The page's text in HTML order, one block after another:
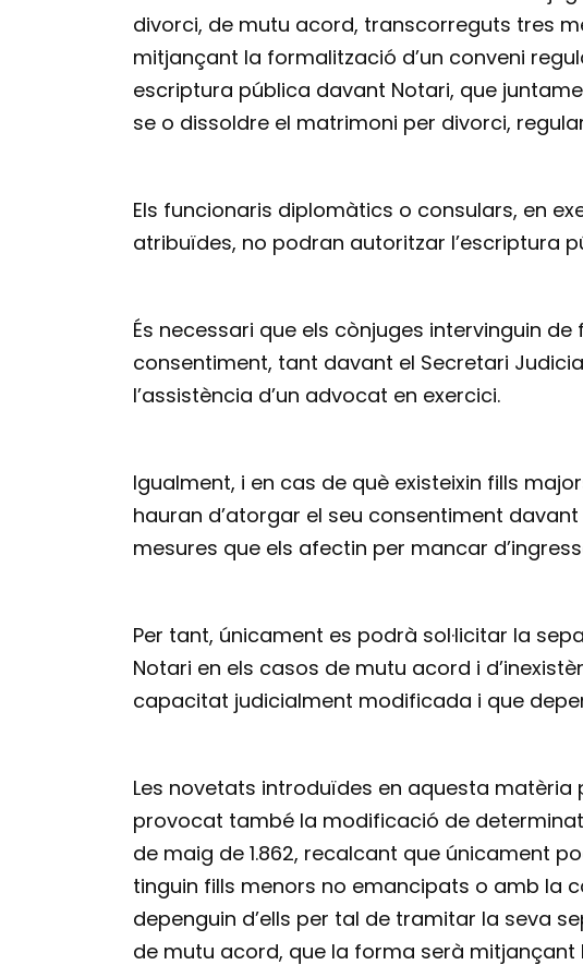
divorci, de mutu acord, transcorreguts tres
mitjançant la formalització d’un conveni
escriptura pública davant Notari, que
se o dissoldre el matrimoni per divorci,
Els funcionaris diplomàtics o consulars, en
atribuïdes, no podran autoritzar l’escriptura
És necessari que els cònjuges intervinguin
consentiment, tant davant el Secretari
l’assistència d’un advocat en exercici.
Igualment, i en cas de què existeixin fills
hauran d’atorgar el seu consentiment
mesures que els afectin per mancar
Per tant, únicament es podrà sol·licitar la
Notari en els casos de mutu acord i
capacitat judicialment modificada i que
Les novetats introduïdes en aquesta matèria
provocat també la modificació de
de maig de 1.862, recalcant que únicament
tinguin fills menors no emancipats o amb la
depenguin d’ells per tal de tramitar la seva
de mutu acord, que la forma serà mitjançant